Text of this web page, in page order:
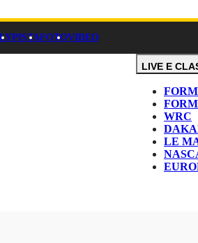
PISTAFOTOVIDEO
LIVE E
WRC
LE